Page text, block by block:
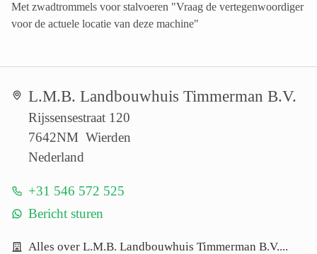
Met zwadtrommels voor stalvoeren "Vraag de vertegenwoordiger
voor de actuele locatie van deze machine"
L.M.B. Landbouwhuis Timmerman B.V.
Rijssensestraat 120
7642NM Wierden
Nederland
+31 546 572 525
Bericht sturen
Alles over L.M.B. Landbouwhuis Timmerman B.V....